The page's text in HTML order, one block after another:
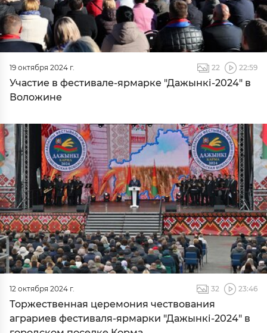
19 октября 2024 г. 22 22:59
Участие в фестивале-ярмарке "Дажынкі-2024" в
Воложине
12 октября 2024 г. 32 23:46
Торжественная церемония чествования
аграриев фестиваля-ярмарки "Дажынкі-2024" в